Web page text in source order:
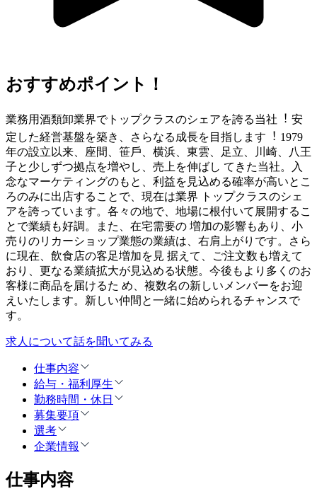
おすすめポイント！
業務⽤酒類卸業界でトップクラスのシェアを誇る当社︕ 安
定した経営基盤を築き、さらなる成⻑を⽬指します︕ 1979
年の設⽴以来、座間、笹⼾、横浜、東雲、⾜⽴、川崎、⼋王
⼦と少しずつ拠点を増やし、売上を伸ばし てきた当社。⼊
念なマーケティングのもと、利益を⾒込める確率が⾼いとこ
ろのみに出店することで、現在は業界 トップクラスのシェ
アを誇っています。各々の地で、地場に根付いて展開するこ
とで業績も好調。また、在宅需要の 増加の影響もあり、⼩
売りのリカーショップ業態の業績は、右肩上がりです。さら
に現在、飲⾷店の客⾜増加を⾒ 据えて、ご注⽂数も増えて
おり、更なる業績拡⼤が⾒込める状態。今後もより多くのお
客様に商品を届けるた め、複数名の新しいメンバーをお迎
えいたします。新しい仲間と⼀緒に始められるチャンスで
す。
求人について話を聞いてみる
仕事内容
給与・福利厚生
勤務時間・休日
募集要項
選考
企業情報
仕事内容